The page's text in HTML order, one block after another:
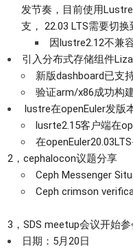
发节奏，目前使用
支， 22.03 LTS需要切
因lustre2.12不兼
引入分布式存储组件
新版dashboard已支
验证arm/x86成功构
lustre在openEuler发版
lusrte2.15客户端在
在
2，cephalocon议题分享
Ceph Messenger
Ceph crimson
3，SDS meetup会议开始参
日期：5月20日